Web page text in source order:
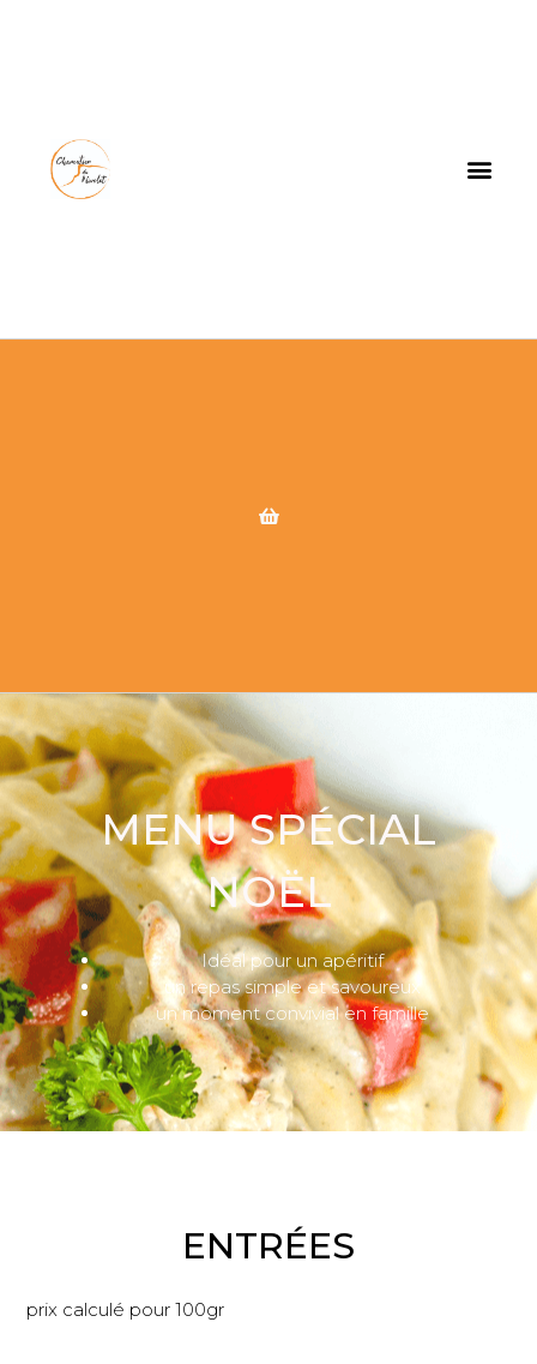
MENU SPÉCIAL
NOËL
Idéal pour un apéritif
un repas simple et savoureux
un moment convivial en famille
ENTRÉES
prix calculé pour 100gr